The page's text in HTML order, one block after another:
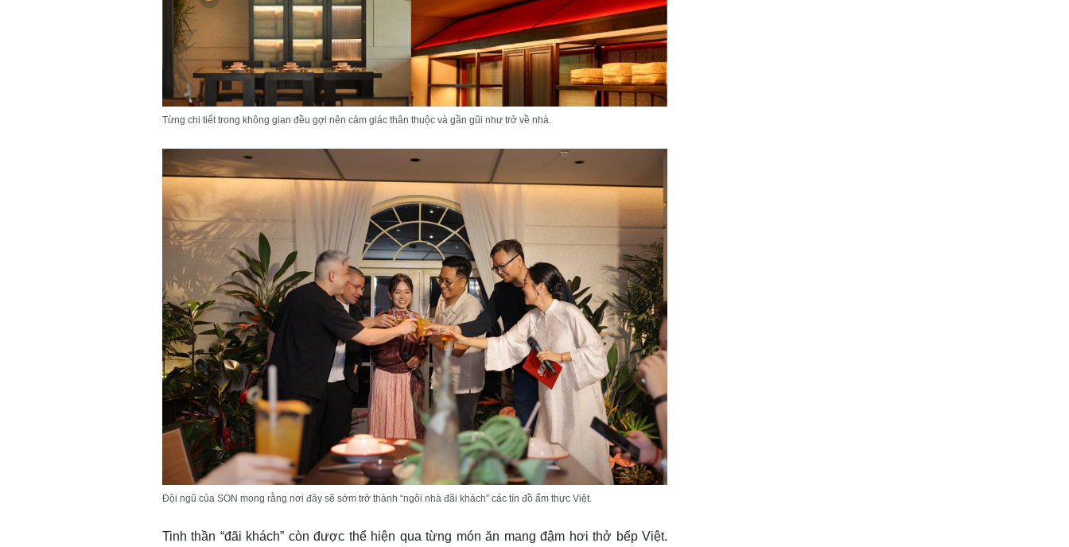
Từng chi tiết trong không gian đều gợi nên cảm giác thân thuộc và gần gũi như trở về nhà.
Đội ngũ của SON mong rằng nơi đây sẽ sớm trở thành “ngôi nhà đãi khách” các tín đồ ẩm thực Việt.
Tinh thần “đãi khách” còn được thể hiện qua từng món ăn mang đậm hơi thở bếp Việt.